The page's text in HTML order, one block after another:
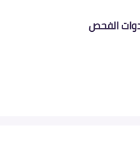
الفحص